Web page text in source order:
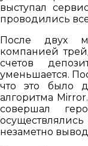
выступал
проводились
После двух
компанией
счетов
уменьшается.
что это было
алгоритма
совершал
незаметно